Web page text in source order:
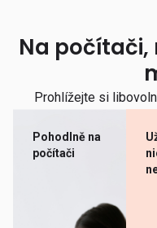
Na
Prohlížejte si
Pohodlně na
počítači